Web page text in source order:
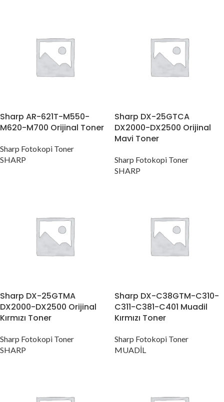
Sharp AR-621T-M550-
M620-M700 Orijinal Toner
Sharp Fotokopi Toner
SHARP
Sharp DX-25GTCA
DX2000-DX2500 Orijinal
Mavi Toner
Sharp Fotokopi Toner
SHARP
Sharp DX-25GTMA
DX2000-DX2500 Orijinal
Kırmızı Toner
Sharp Fotokopi Toner
SHARP
Sharp DX-C38GTM-C310-
C311-C381-C401 Muadil
Kırmızı Toner
Sharp Fotokopi Toner
MUADİL